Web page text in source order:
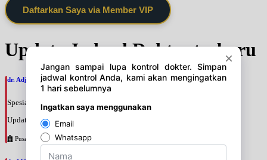
Daftarkan Saya via Member VIP
Update Jadwal Dokter terbaru
dr. Adji Suprajitno, SpPD
Spesialis: Penyakit Dalam
Update terakhir: 2026-08-07 20:37:59
Pusat Pertamina